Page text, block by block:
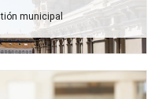
municipal